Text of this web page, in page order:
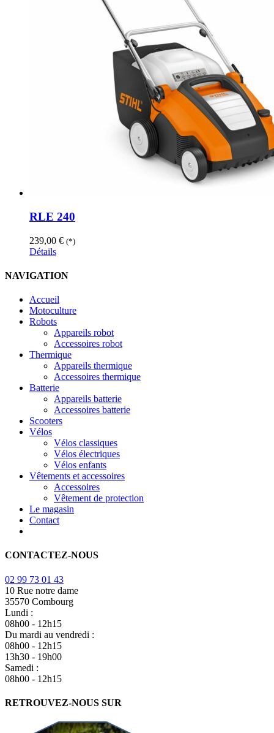
RLE 240
239,00 € (*)
Détails
NAVIGATION
Accueil
Motoculture
Robots
Appareils robot
Accessoires robot
Thermique
Appareils thermique
Accessoires thermique
Batterie
Appareils batterie
Accessoires batterie
Scooters
Vélos
Vélos classiques
Vélos électriques
Vélos enfants
Vêtements et accessoires
Accessoires
Vêtement de protection
Le magasin
Contact
CONTACTEZ-NOUS
02 99 73 01 43
10 Rue notre dame
35570 Combourg
Lundi :
08h00 - 12h15
Du mardi au vendredi :
08h00 - 12h15
13h30 - 19h00
Samedi :
08h00 - 12h15
RETROUVEZ-NOUS SUR